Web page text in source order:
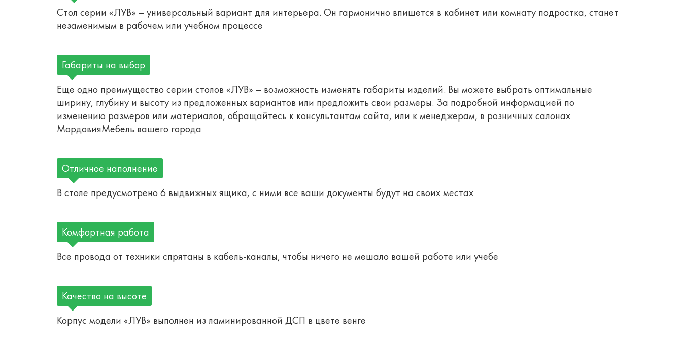
Стол серии «ЛУВ» – универсальный вариант для интерьера. Он гармонично впишется в кабинет или комнату подростка, станет
незаменимым в рабочем или учебном процессе
Габариты на выбор
Еще одно преимущество серии столов «ЛУВ» – возможность изменять габариты изделий. Вы можете выбрать оптимальные
ширину, глубину и высоту из предложенных вариантов или предложить свои размеры. За подробной информацией по
изменению размеров или материалов, обращайтесь к консультантам сайта, или к менеджерам, в розничных салонах
МордовияМебель вашего города
Отличное наполнение
В столе предусмотрено 6 выдвижных ящика, с ними все ваши документы будут на своих местах
Комфортная работа
Все провода от техники спрятаны в кабель-каналы, чтобы ничего не мешало вашей работе или учебе
Качество на высоте
Корпус модели «ЛУВ» выполнен из ламинированной ДСП в цвете венге